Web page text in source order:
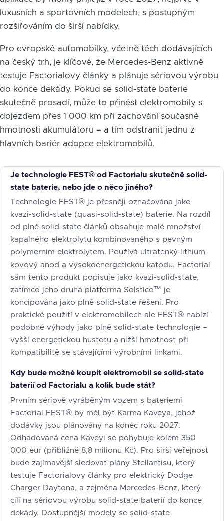
luxusních a sportovních modelech, s postupným
rozšiřováním do širší nabídky.
Pro evropské automobilky, včetně těch dodávajících
na český trh, je klíčové, že Mercedes-Benz aktivně
testuje Factorialovy články a plánuje sériovou výrobu
do konce dekády. Pokud se solid-state baterie
skutečně prosadí, může to přinést elektromobily s
dojezdem přes 1 000 km při zachování současné
hmotnosti akumulátoru – a tím odstranit jednu z
hlavních bariér adopce elektromobilů.
Je technologie FEST® od Factorialu skutečně solid-
state baterie, nebo jde o něco jiného?
Technologie FEST® je přesněji označována jako
kvazi-solid-state (quasi-solid-state) baterie. Na rozdíl
od plně solid-state článků obsahuje malé množství
kapalného elektrolytu kombinovaného s pevným
polymerním elektrolytem. Používá ultratenký lithium-
kovový anod a vysokoenergetickou katodu. Factorial
sám tento produkt popisuje jako kvazi-solid-state,
zatímco jeho druhá platforma Solstice™ je
koncipována jako plně solid-state řešení. Pro
praktické použití v elektromobilech ale FEST® nabízí
podobné výhody jako plně solid-state technologie –
vyšší energetickou hustotu a nižší hmotnost při
kompatibilitě se stávajícími výrobními linkami.
Kdy bude možné koupit elektromobil se solid-state
baterií od Factorialu a kolik bude stát?
Prvním sériově vyráběným vozem s bateriemi
Factorial FEST® by měl být Karma Kaveya, jehož
dodávky jsou plánovány na konec roku 2027.
Odhadovaná cena Kaveyi se pohybuje kolem 350
000 eur (přibližně 8,8 milionu Kč). Pro širší veřejnost
bude zajímavější sledovat plány Stellantisu, který
testuje Factorialovy články pro elektrický Dodge
Charger Daytona, a zejména Mercedes-Benz, který
cílí na sériovou výrobu solid-state baterií do konce
dekády. Dostupnější modely se solid-state